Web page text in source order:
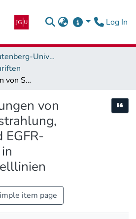
Log In
Johannes Gutenberg-Universität Mainz
Wechselwirkungen von Schwerionenstrahlung, Migration und EGFR-Signalwegen in Glioblastomzelllinien
von
item page